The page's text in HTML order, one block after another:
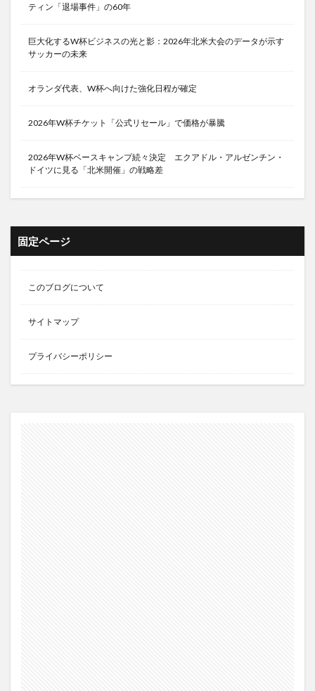
ティン「退場事件」の60年
巨大化するW杯ビジネスの光と影：2026年北米大会のデータが示す
サッカーの未来
オランダ代表、W杯へ向けた強化日程が確定
2026年W杯チケット「公式リセール」で価格が暴騰
2026年W杯ベースキャンプ続々決定 エクアドル・アルゼンチン・
ドイツに見る「北米開催」の戦略差
固定ページ
このブログについて
サイトマップ
プライバシーポリシー